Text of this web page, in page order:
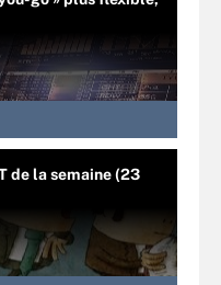
de la semaine (23